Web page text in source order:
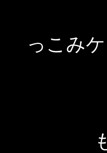
っこみ